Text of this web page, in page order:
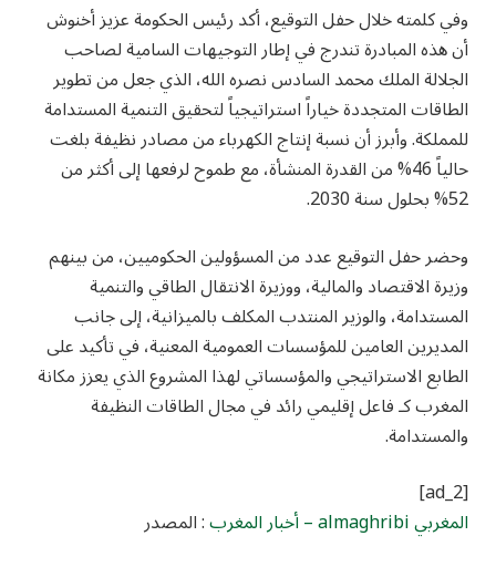
وفي كلمته خلال حفل التوقيع، أكد رئيس الحكومة عزيز أخنوش
أن هذه المبادرة تندرج في إطار التوجيهات السامية لصاحب
الجلالة الملك محمد السادس نصره الله، الذي جعل من تطوير
الطاقات المتجددة خياراً استراتيجياً لتحقيق التنمية المستدامة
للمملكة. وأبرز أن نسبة إنتاج الكهرباء من مصادر نظيفة بلغت
حالياً 46% من القدرة المنشأة، مع طموح لرفعها إلى أكثر من
52% بحلول سنة 2030.
وحضر حفل التوقيع عدد من المسؤولين الحكوميين، من بينهم
وزيرة الاقتصاد والمالية، ووزيرة الانتقال الطاقي والتنمية
المستدامة، والوزير المنتدب المكلف بالميزانية، إلى جانب
المديرين العامين للمؤسسات العمومية المعنية، في تأكيد على
الطابع الاستراتيجي والمؤسساتي لهذا المشروع الذي يعزز مكانة
المغرب كـ فاعل إقليمي رائد في مجال الطاقات النظيفة
والمستدامة.
[ad_2]
المغربي almaghribi – أخبار المغرب : المصدر